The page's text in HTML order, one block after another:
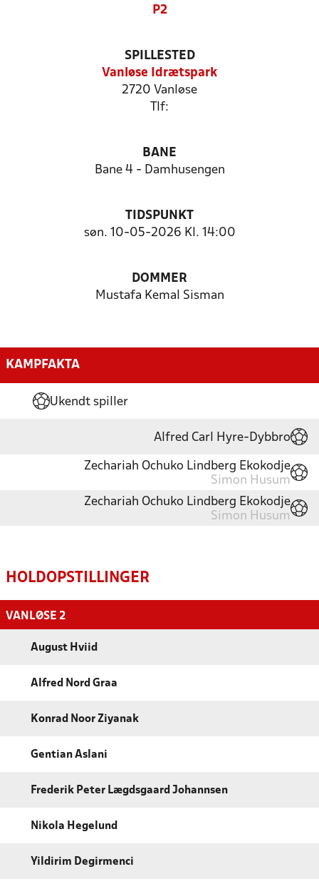
P2
SPILLESTED
Vanløse Idrætspark
2720 Vanløse
Tlf:
BANE
Bane 4 - Damhusengen
TIDSPUNKT
søn. 10-05-2026 Kl. 14:00
DOMMER
Mustafa Kemal Sisman
KAMPFAKTA
Ukendt spiller
Alfred Carl Hyre-Dybbro
Zechariah Ochuko Lindberg Ekokodje
Simon Husum
Zechariah Ochuko Lindberg Ekokodje
Simon Husum
HOLDOPSTILLINGER
VANLØSE 2
August Hviid
Alfred Nord Graa
Konrad Noor Ziyanak
Gentian Aslani
Frederik Peter Lægdsgaard Johannsen
Nikola Hegelund
Yildirim Degirmenci